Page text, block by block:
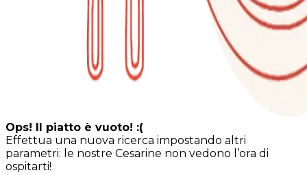
Ops! Il piatto è vuoto! :(
Effettua una nuova ricerca impostando altri
parametri: le nostre Cesarine non vedono l’ora di
ospitarti!